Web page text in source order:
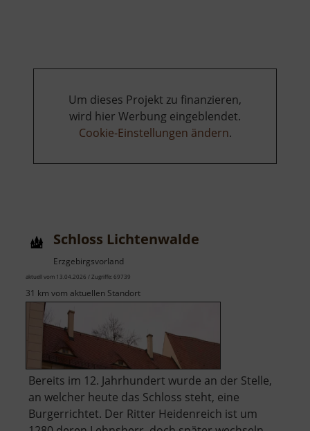
Um dieses Projekt zu finanzieren,
wird hier Werbung eingeblendet.
Cookie-Einstellungen ändern.
Schloss Lichtenwalde
Erzgebirgsvorland
aktuell vom 13.04.2026 / Zugriffe: 69739
31 km vom aktuellen Standort
Bereits im 12. Jahrhundert wurde an der Stelle,
an welcher heute das Schloss steht, eine
Burgerrichtet. Der Ritter Heidenreich ist um